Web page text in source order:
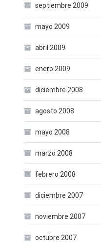
septiembre 2009
mayo 2009
abril 2009
enero 2009
diciembre 2008
agosto 2008
mayo 2008
marzo 2008
febrero 2008
diciembre 2007
noviembre 2007
octubre 2007